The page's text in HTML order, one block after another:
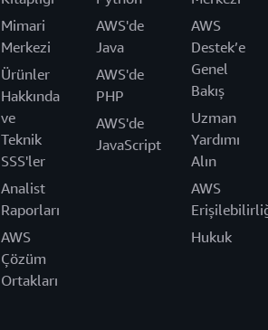
Mimari
Merkezi
Ürünler
Hakkında
ve
Teknik
SSS'ler
Analist
Raporları
AWS
Çözüm
Ortakları
AWS'de
Java
AWS'de
PHP
AWS'de
JavaScript
AWS
Destek’e
Genel
Bakış
Uzman
Yardımı
Alın
AWS
Hukuk